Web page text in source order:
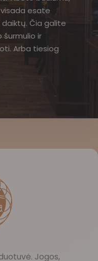
esate
Čia galite
ir
Arba tiesiog
Jogos,